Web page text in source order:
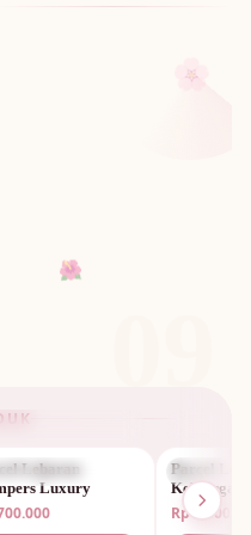
🌺
🌸
LEBARAN
Lebaran
Luxury
PARCEL
Parcel
Keluarga
Rp